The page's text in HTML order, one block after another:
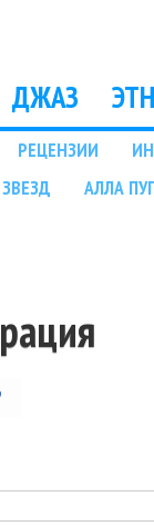
ДЖАЗ
РЕЦЕНЗИИ
АЛЛА